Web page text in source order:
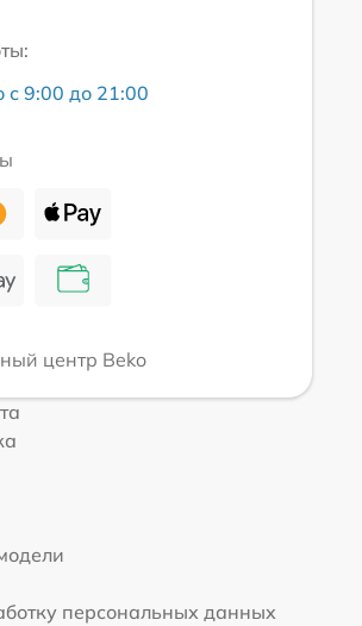
с 9:00 до 21:00
центр Beko
персональных данных